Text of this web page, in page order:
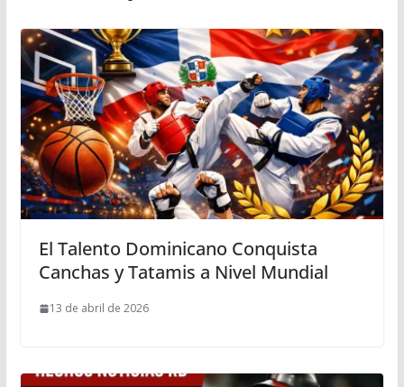
El Talento Dominicano Conquista
Canchas y Tatamis a Nivel Mundial
13 de abril de 2026